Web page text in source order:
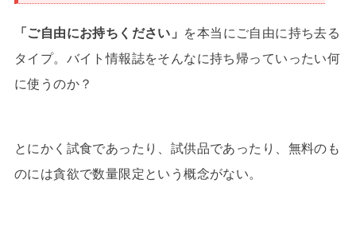
「ご自由にお持ちください」 を本当にご自由に持ち去る
タイプ。バイト情報誌をそんなに持ち帰っていったい何
に使うのか？
とにかく試食であったり、試供品であったり、無料のも
のには貪欲で数量限定という概念がない。